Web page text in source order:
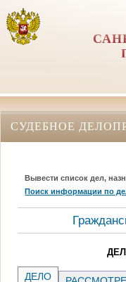
СУДЕБНОЕ
Вывести список дел,
Поиск информации по
ДЕЛО